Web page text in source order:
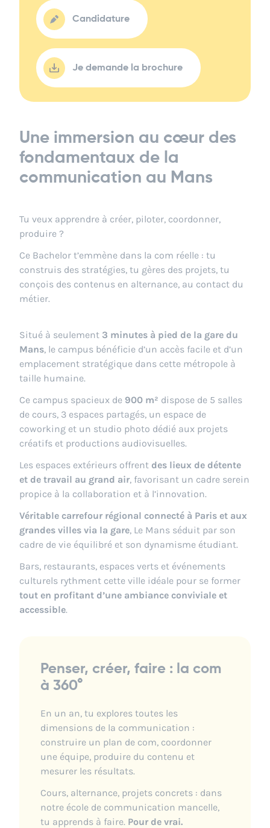
Une immersion au cœur des
fondamentaux de la
communication au Mans
Tu veux apprendre à créer, piloter, coordonner,
produire ?
Ce Bachelor t’emmène dans la com réelle : tu
construis des stratégies, tu gères des projets, tu
conçois des contenus en alternance, au contact du
métier.
Situé à seulement 3 minutes à pied de la gare du
Mans, le campus bénéficie d’un accès facile et d’un
emplacement stratégique dans cette métropole à
taille humaine.
Ce campus spacieux de 900 m² dispose de 5 salles
de cours, 3 espaces partagés, un espace de
coworking et un studio photo dédié aux projets
créatifs et productions audiovisuelles.
Les espaces extérieurs offrent des lieux de détente
et de travail au grand air, favorisant un cadre serein
propice à la collaboration et à l’innovation.
Véritable carrefour régional connecté à Paris et aux
grandes villes via la gare, Le Mans séduit par son
cadre de vie équilibré et son dynamisme étudiant.
Bars, restaurants, espaces verts et événements
culturels rythment cette ville idéale pour se former
tout en profitant d’une ambiance conviviale et
accessible.
Penser, créer, faire : la com
à 360°
En un an, tu explores toutes les
dimensions de la communication :
construire un plan de com, coordonner
une équipe, produire du contenu et
mesurer les résultats.
Cours, alternance, projets concrets : dans
notre école de communication mancelle,
tu apprends à faire. Pour de vrai.
Candidature
Je demande la brochure